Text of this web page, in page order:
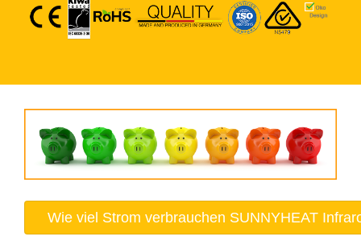
Wie viel Strom verbrauchen SUNNYHEAT